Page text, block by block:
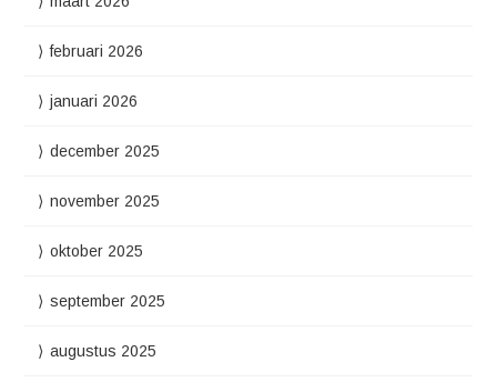
februari 2026
januari 2026
december 2025
november 2025
oktober 2025
september 2025
augustus 2025